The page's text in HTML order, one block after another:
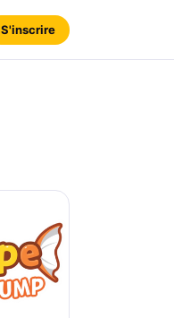
S'inscrire